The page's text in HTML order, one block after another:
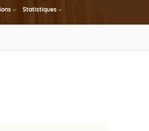
Statistiques